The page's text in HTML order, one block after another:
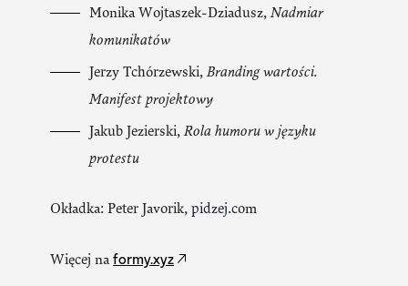
Monika Wojtaszek-Dziadusz,Nadmiar
komunikatów
Jerzy Tchórzewski,Branding wartości.
Manifest projektowy
Jakub Jezierski,Rola humoru w języku
protestu
Okładka: Peter Javorik, pidzej.com
Więcej naformy.xyz